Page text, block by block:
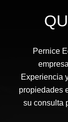
Pernice
Experiencia
propiedades
su consulta